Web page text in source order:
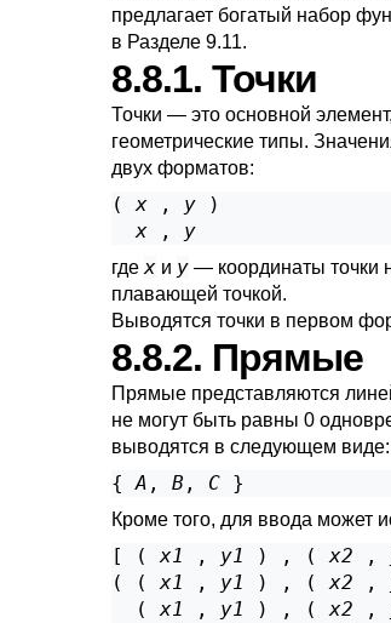
предлагает богатый набор
в Разделе 9.11.
8.8.1. Точки
Точки — это основной
геометрические типы.
двух форматов:
( x , y )
x , y
где x и y — координаты точки
плавающей точкой.
Выводятся точки в первом
8.8.2. Прямые
Прямые представляются
не могут быть равны 0
выводятся в следующем виде:
{ A , B , C
Кроме того, для ввода может
[ ( x1 , y1 ) , ( x2 ,
( ( x1 , y1 ) , ( x2 ,
  (
x1 , y1 ) , ( x2 ,